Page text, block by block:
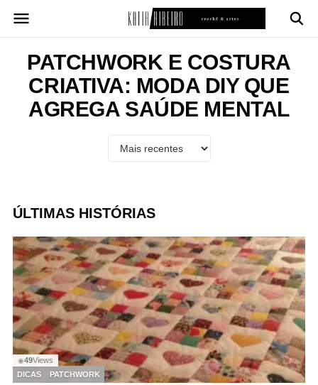
para
conteúdoPATCHWORK E COSTURA
CRIATIVA: MODA DIY QUE
AGREGA SAÚDE MENTAL
ÚLTIMAS HISTÓRIAS
◉49Views
DICAS
PATCHWORK